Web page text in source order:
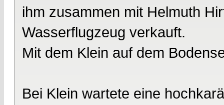
ihm zusammen mit Helmuth
Wasserflugzeug verkauft.
Mit dem Klein auf dem
Bei Klein wartete eine